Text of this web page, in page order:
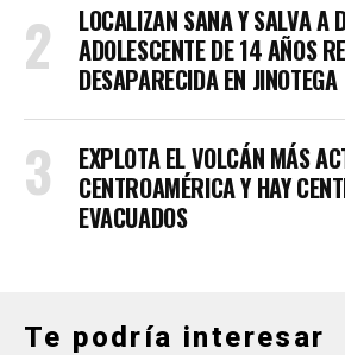
LOCALIZAN SANA Y SALVA A
ADOLESCENTE DE 14 AÑOS
DESAPARECIDA EN JINOTEGA
EXPLOTA EL VOLCÁN MÁS
CENTROAMÉRICA Y HAY
EVACUADOS
Te podría interesar